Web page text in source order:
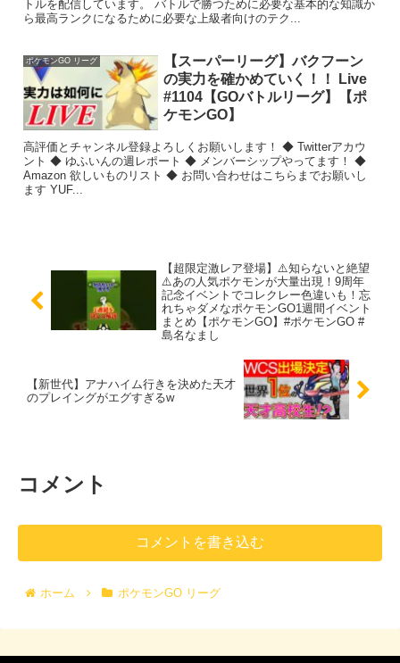
トルを配信しています。 バトルで勝つために必要な基本的な知識か
ら最高ランクになるために必要な上級者向けのテク...
ポケモンGO リーグ
【スーパーリーグ】バクフーン
の実力を確かめていく！！ Live
#1104【GOバトルリーグ】【ポ
ケモンGO】
高評価とチャンネル登録よろしくお願いします！ ◆ Twitterアカウ
ント ◆ ゆふいんの週レポート ◆ メンバーシップやってます！ ◆
Amazon 欲しいものリスト ◆ お問い合わせはこちらまでお願いし
ます YUF...
【超限定激レア登場】⚠️知らないと絶望
⚠️あの人気ポケモンが大量出現！9周年
記念イベントでコレクレー色違いも！忘
れちゃダメなポケモンGO1週間イベント
まとめ【ポケモンGO】#ポケモンGO #
島名なまし
【新世代】アナハイム行きを決めた天才
のプレイングがエグすぎるw
コメント
コメントを書き込む
ホーム ポケモンGO リーグ